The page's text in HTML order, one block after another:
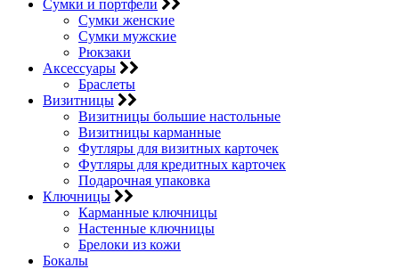
Сумки и портфели
Сумки женские
Сумки мужские
Рюкзаки
Аксессуары
Браслеты
Визитницы
Визитницы большие настольные
Визитницы карманные
Футляры для визитных карточек
Футляры для кредитных карточек
Подарочная упаковка
Ключницы
Карманные ключницы
Настенные ключницы
Брелоки из кожи
Бокалы